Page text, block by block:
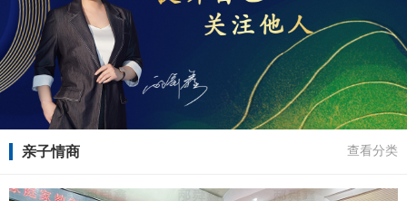
亲子情商 查看分类